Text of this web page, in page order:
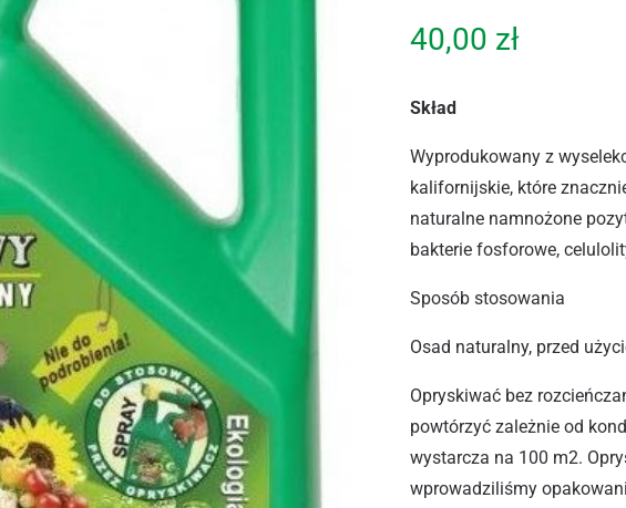
40,00 zł
Skład
Wyprodukowany z
kalifornijskie, które
naturalne namnożone
bakterie fosforowe,
Sposób stosowania
Osad naturalny, przed
Opryskiwać bez
powtórzyć zależnie od
wystarcza na 100 m2.
wprowadziliśmy